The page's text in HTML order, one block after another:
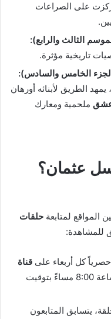
على الصراعات
الثالث والرابع):
تاريخية مؤثرة.
الخامس والسادس):
الطريق لأبنائه أورهان
ملحمية ومعارك
عثمان؟
المواقع لمتابعة حلقات
للمشاهدة:
كل أربعاء على قناة
(التركية) في تمام الساعة 8:00 مساءً بتوقيت
يتسابق المتابعون